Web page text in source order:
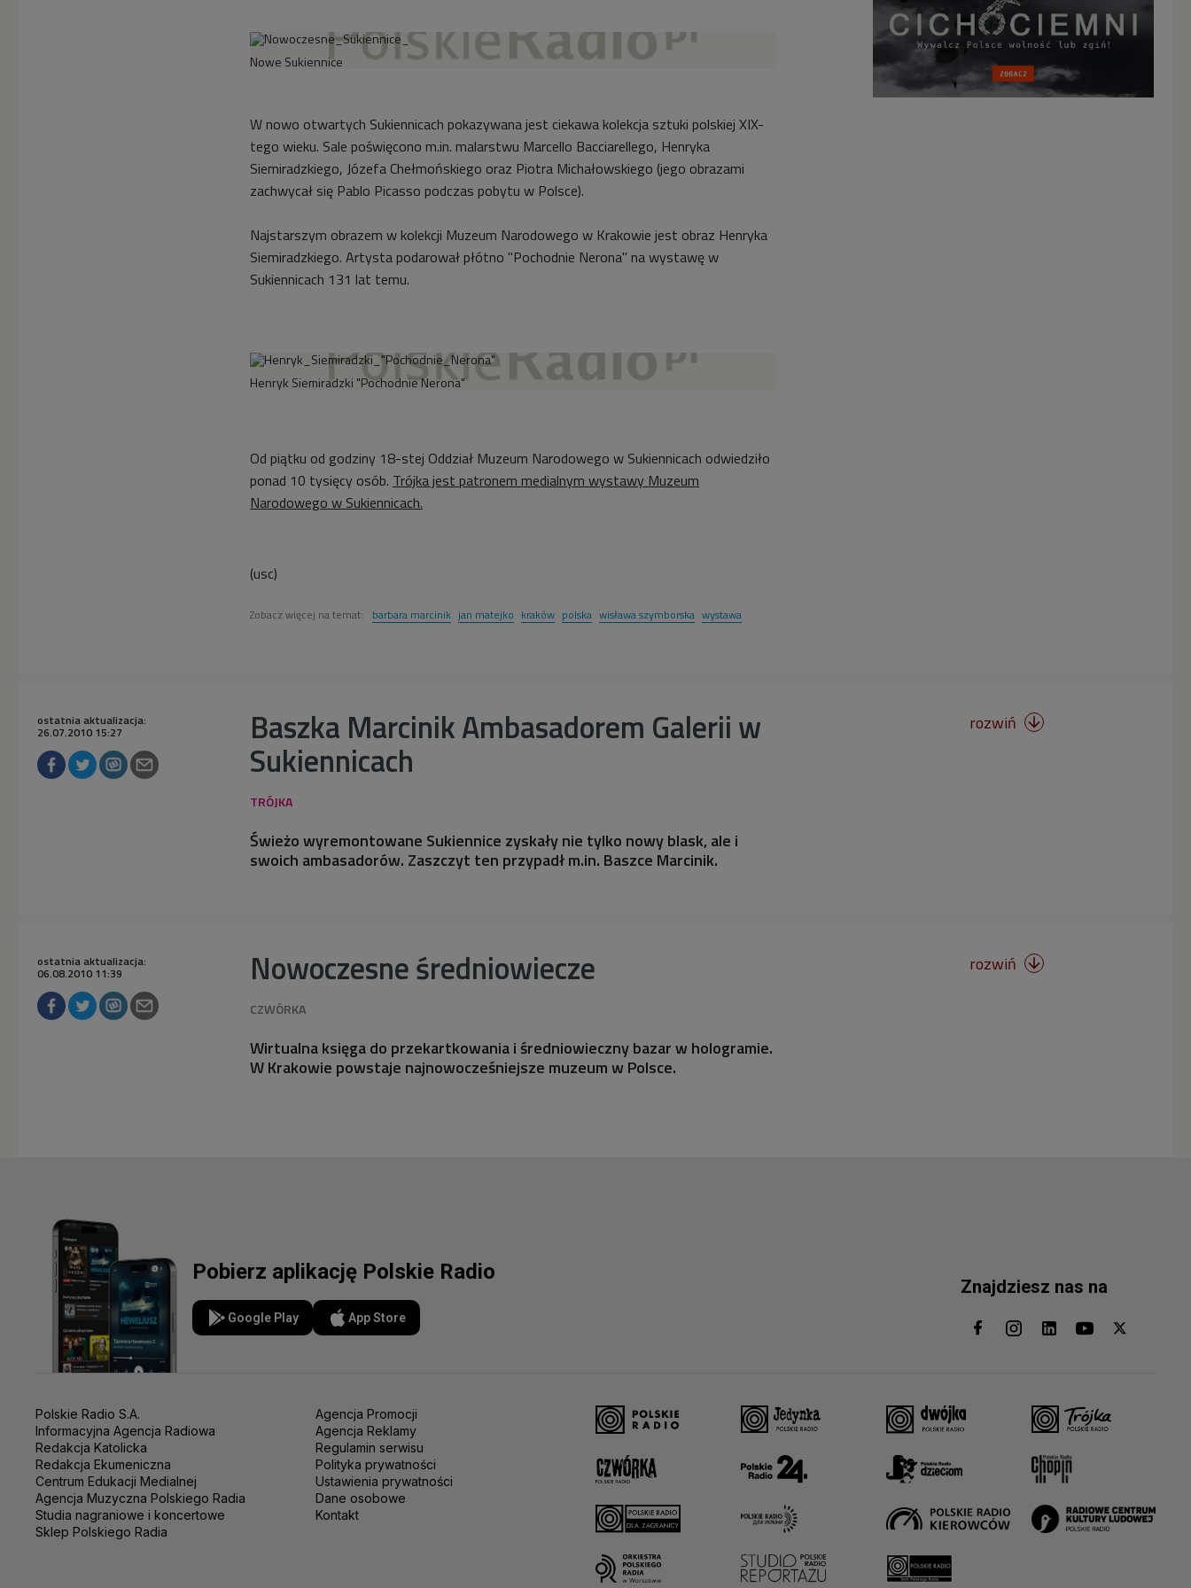
Nowe Sukiennice
W nowo otwartych Sukiennicach pokazywana jest ciekawa kolekcja sztuki polskiej XIX-
tego wieku. Sale poświęcono m.in. malarstwu Marcello Bacciarellego, Henryka
Siemiradzkiego, Józefa Chełmońskiego oraz Piotra Michałowskiego (jego obrazami
zachwycał się Pablo Picasso podczas pobytu w Polsce).
Najstarszym obrazem w kolekcji Muzeum Narodowego w Krakowie jest obraz Henryka
Siemiradzkiego. Artysta podarował płótno "Pochodnie Nerona" na wystawę w
Sukiennicach 131 lat temu.
Henryk Siemiradzki "Pochodnie Nerona"
Od piątku od godziny 18-stej Oddział Muzeum Narodowego w Sukiennicach odwiedziło
ponad 10 tysięcy osób. Trójka jest patronem medialnym wystawy Muzeum
Narodowego w Sukiennicach.
(usc)
Zobacz więcej na temat: barbara marcinik jan matejko kraków polska wisława szymborska wystawa
Baszka Marcinik Ambasadorem Galerii w
Sukiennicach
ostatnia aktualizacja:
26.07.2010 15:27
Świeżo wyremontowane Sukiennice zyskały nie tylko nowy blask, ale i
swoich ambasadorów. Zaszczyt ten przypadł m.in. Baszce Marcinik.
rozwiń 
Nowoczesne średniowiecze
ostatnia aktualizacja:
06.08.2010 11:39
Wirtualna księga do przekartkowania i średniowieczny bazar w hologramie.
W Krakowie powstaje najnowocześniejsze muzeum w Polsce.
rozwiń 
Pobierz aplikację Polskie Radio
Google Play App Store
Znajdziesz nas na
Polskie Radio S.A.
Informacyjna Agencja Radiowa
Redakcja Katolicka
Redakcja Ekumeniczna
Centrum Edukacji Medialnej
Agencja Muzyczna Polskiego Radia
Studia nagraniowe i koncertowe
Sklep Polskiego Radia
Agencja Promocji
Agencja Reklamy
Regulamin serwisu
Polityka prywatności
Ustawienia prywatności
Dane osobowe
Kontakt